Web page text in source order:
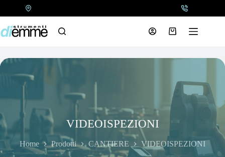
Carrello
VIDEOISPEZIONI
Home Prodotti CANTIERE VIDEOISPEZIONI